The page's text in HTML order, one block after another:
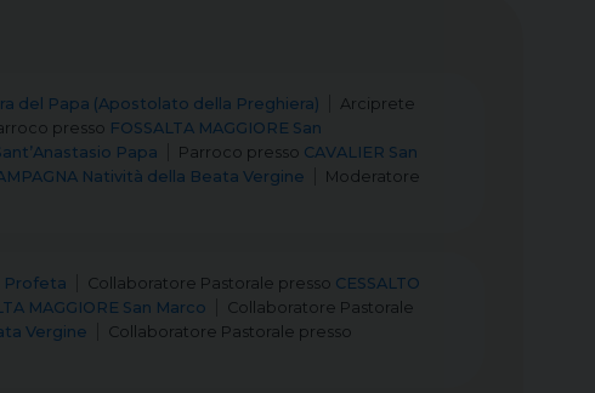
del Papa (Apostolato della Preghiera)
Arciprete
presso FOSSALTA MAGGIORE San
Papa Parroco presso CAVALIER San
Natività della Beata Vergine
Moderatore
Profeta Collaboratore Pastorale presso CESSALTO
MAGGIORE San Marco
Collaboratore Pastorale
Vergine Collaboratore Pastorale presso